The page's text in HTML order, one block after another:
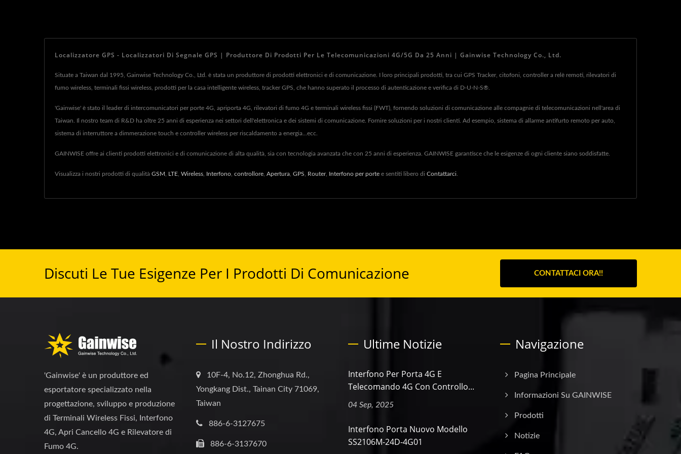
Localizzatore GPS - Localizzatori Di Segnale GPS | Produttore Di Prodotti Per Le Telecomunicazioni 4G/5G Da 25 Anni | Gainwise Technology Co., Ltd.
Situate a Taiwan dal 1995, Gainwise Technology Co., Ltd. è stata un produttore di prodotti elettronici e di comunicazione. I loro principali prodotti, tra cui GPS Tracker, citofoni, controller a relè remoti, rilevatori di
fumo wireless, terminali fissi wireless, prodotti per la casa intelligente wireless, tracker GPS, che hanno superato il processo di autenticazione e verifica di D-U-N-S®.
'Gainwise' è stato il leader di intercomunicatori per porte 4G, apriporta 4G, rilevatori di fumo 4G e terminali wireless fissi (FWT), fornendo soluzioni di comunicazione alle compagnie di telecomunicazioni nell'area di
Taiwan. Il nostro team di R&D ha oltre 25 anni di esperienza nei settori dell'elettronica e dei sistemi di comunicazione. Fornire soluzioni per i nostri clienti. Ad esempio, sistema di allarme antifurto remoto per auto,
sistema di interruttore a dimmerazione touch e controller wireless per riscaldamento a energia...ecc.
GAINWISE offre ai clienti prodotti elettronici e di comunicazione di alta qualità, sia con tecnologia avanzata che con 25 anni di esperienza. GAINWISE garantisce che le esigenze di ogni cliente siano soddisfatte.
Visualizza i nostri prodotti di qualità GSM LTE Wireless Interfono controllore Apertura GPS Router, Interfono per porte e sentiti libero di Contattarci
Discuti Le Tue Esigenze Per I Prodotti Di Comunicazione CONTATTACI ORA!!
'Gainwise' è un produttore ed
esportatore specializzato nella
progettazione, sviluppo e produzione
di Terminali Wireless Fissi, Interfono
4G, Apri Cancello 4G e Rilevatore di
Fumo 4G.
Il Nostro Indirizzo
10F-4, No.12, Zhonghua Rd.,
Yongkang Dist., Tainan City 71069,
Taiwan
886-6-3127675
886-6-3137670
Ultime Notizie
Interfono Per Porta 4G E
Telecomando 4G Con Controllo...
04 Sep, 2025
Interfono Porta Nuovo Modello
SS2106M-24D-4G01
Navigazione
Pagina Principale
Informazioni Su GAINWISE
Prodotti
Notizie